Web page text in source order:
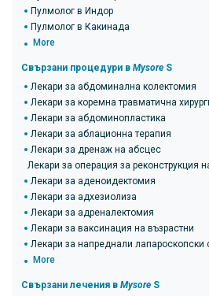
Пулмолог в Индор
Пулмолог в Какинада
More
Свързани процедури в Mysore S
Лекари за абдоминална колектомия
Лекари за коремна травматична
Лекари за абдоминопластика
Лекари за аблационна терапия
Лекари за дренаж на абсцес
Лекари за операция за реконструкция
Лекари за аденоидектомия
Лекари за адхезиолиза
Лекари за адреналектомия
Лекари за ваксинация на възрастни
Лекари за напреднали лапароскопски
More
Свързани лечения в Mysore S